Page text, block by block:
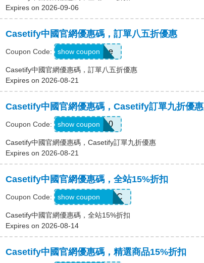
Expires on 2026-09-06
Casetify中國官網優惠碼，訂單八五折優惠
Coupon Code: 15alyzaraee
show coupon
Casetify中國官網優惠碼，訂單八五折優惠
Expires on 2026-08-21
Casetify中國官網優惠碼，Casetify訂單九折優惠
Coupon Code: FIRST10
show coupon
Casetify中國官網優惠碼，Casetify訂單九折優惠
Expires on 2026-08-21
Casetify中國官網優惠碼，全站15%折扣
Coupon Code: 15ITSTHISERIC
show coupon
Casetify中國官網優惠碼，全站15%折扣
Expires on 2026-08-14
Casetify中國官網優惠碼，精選商品15%折扣